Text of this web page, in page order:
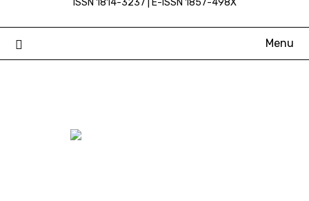
ISSN 1814-3237 | E-ISSN 1857-498X
Menu